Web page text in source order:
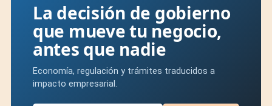
La decisión de gobierno
que mueve tu negocio,
antes que nadie
Economía, regulación y trámites traducidos a
impacto empresarial.